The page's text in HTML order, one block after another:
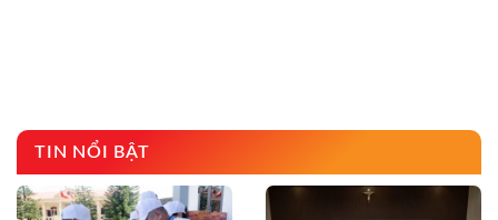
TIN NỔI BẬT